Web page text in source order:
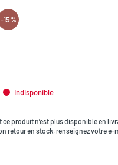
-15 %
Indisponible
ce produit n’est plus disponible en
retour en stock, renseignez votre e-